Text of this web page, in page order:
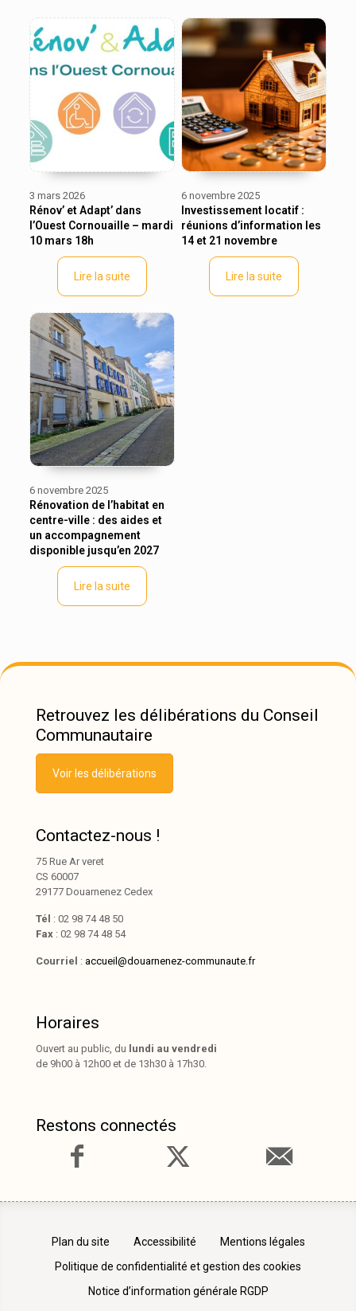
3 mars 2026
Rénov’ et Adapt’ dans
l’Ouest Cornouaille – mardi
10 mars 18h
Lire la suite
6 novembre 2025
Investissement locatif :
réunions d’information les
14 et 21 novembre
Lire la suite
6 novembre 2025
Rénovation de l’habitat en
centre-ville : des aides et
un accompagnement
disponible jusqu’en 2027
Lire la suite
Retrouvez les délibérations du Conseil
Communautaire
Voir les délibérations
Contactez-nous !
75 Rue Ar veret
CS 60007
29177 Douarnenez Cedex
Tél : 02 98 74 48 50
Fax : 02 98 74 48 54
Courriel : accueil@douarnenez-communaute.fr
Horaires
Ouvert au public, du lundi au vendredi
de 9h00 à 12h00 et de 13h30 à 17h30.
Restons connectés
Plan du site Accessibilité
Mentions légales
Politique de confidentialité et gestion des cookies
Notice d’information générale RGDP